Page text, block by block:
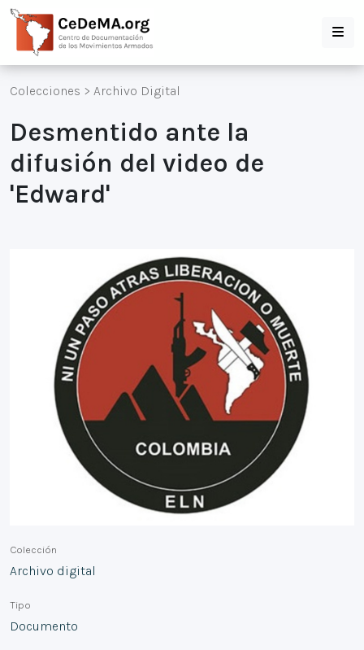
Colecciones > Archivo Digital
Desmentido ante la
difusión del video de
'Edward'
Colección
Archivo digital
Tipo
Documento